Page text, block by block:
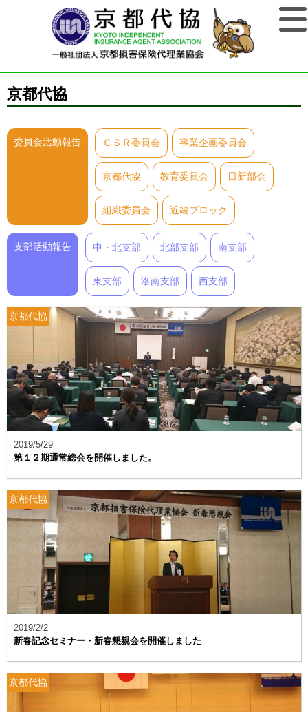
京都代協
委員会活動報告 ＣＳＲ委員会 事業企画委員会
京都代協 教育委員会 日新部会
組織委員会 近畿ブロック
支部活動報告 中・北支部 北部支部 南支部
東支部 洛南支部 西支部
京都代協
2019/5/29
第１２期通常総会を開催しました。
京都代協
2019/2/2
新春記念セミナー・新春懇親会を開催しました
京都代協